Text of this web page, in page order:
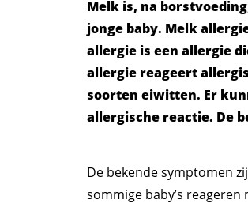
Melk is, na
jonge baby. Melk
allergie is een allergie
allergie reageert
soorten eiwitten. Er
allergische reactie. De
De bekende symptomen
sommige baby’s